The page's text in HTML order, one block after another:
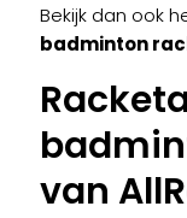
Bekijk dan ook
badminton
van